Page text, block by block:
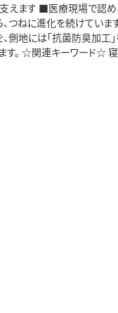
えます ■医療現場で認
つねに進化を続けてい
側地には「抗菌防臭加
トします。 ☆関連キー